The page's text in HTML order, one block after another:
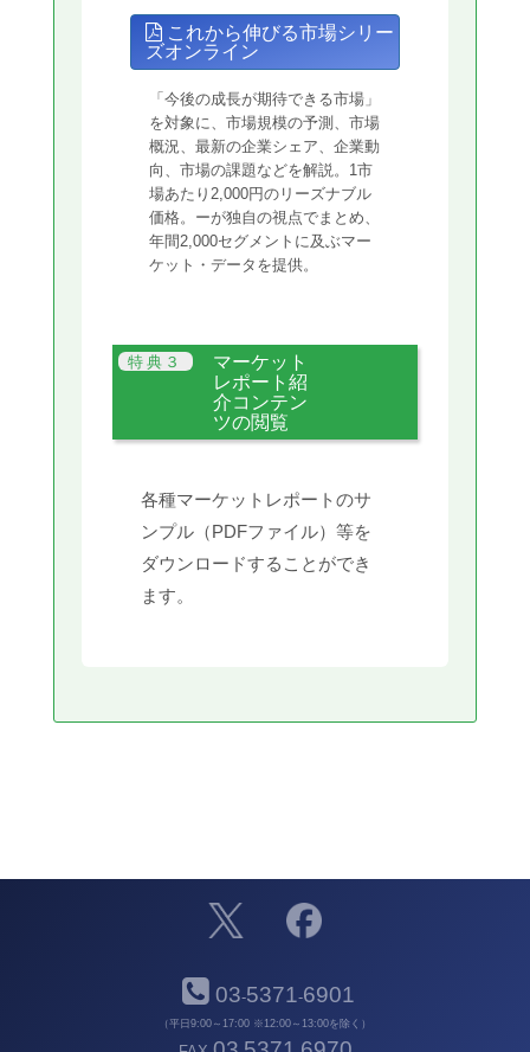
これから伸びる市場シリー
ズオンライン
「今後の成長が期待できる市場」
を対象に、市場規模の予測、市場
概況、最新の企業シェア、企業動
向、市場の課題などを解説。1市
場あたり2,000円のリーズナブル
価格。ーが独自の視点でまとめ、
年間2,000セグメントに及ぶマー
ケット・データを提供。
マーケット
レポート紹
介コンテン
ツの閲覧
各種マーケットレポートのサ
ンプル（PDFファイル）等を
ダウンロードすることができ
ます。
03-5371-6901
（平日9:00～17:00 ※12:00～13:00を除く）